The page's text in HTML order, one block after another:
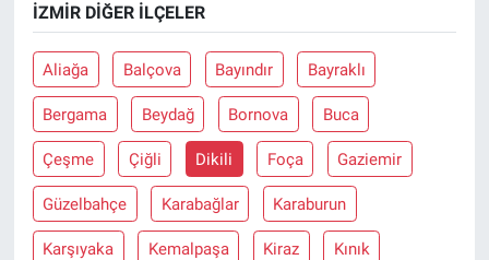
İZMIR DIĞER İLÇELER
Aliağa Balçova Bayındır Bayraklı
Bergama Beydağ Bornova Buca
Çeşme Çiğli Dikili Foça Gaziemir
Güzelbahçe Karabağlar Karaburun
Karşıyaka Kemalpaşa Kiraz Kınık